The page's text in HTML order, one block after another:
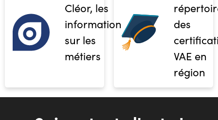
Cléor, les
informations
sur les
métiers
des
VAE en
région